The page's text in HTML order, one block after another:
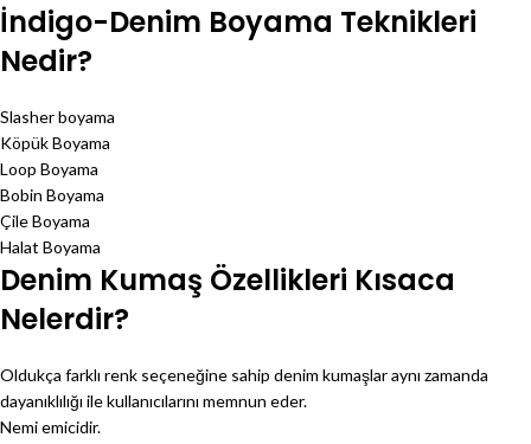
İndigo-Denim Boyama Teknikleri
Nedir?
Slasher boyama
Köpük Boyama
Loop Boyama
Bobin Boyama
Çile Boyama
Halat Boyama
Denim Kumaş Özellikleri Kısaca
Nelerdir?
Oldukça farklı renk seçeneğine sahip denim kumaşlar aynı zamanda
dayanıklılığı ile kullanıcılarını memnun eder.
Nemi emicidir.